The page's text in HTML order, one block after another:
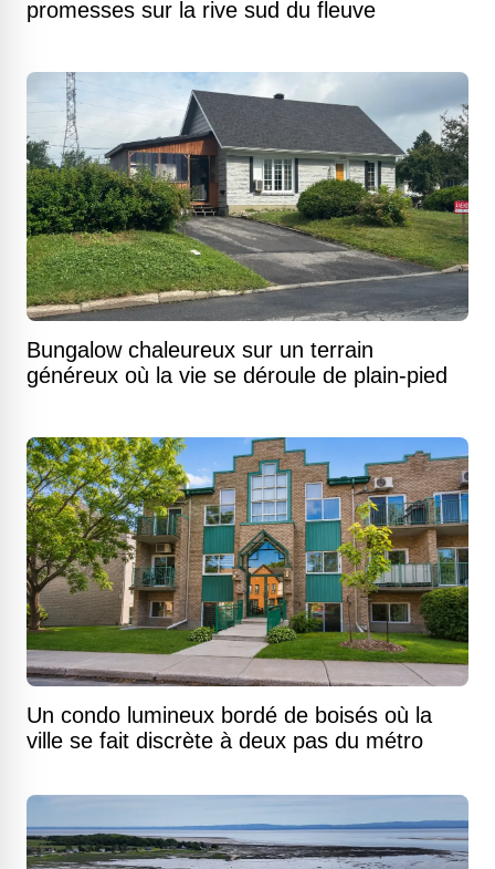
promesses sur la rive sud du fleuve
Bungalow chaleureux sur un terrain
généreux où la vie se déroule de plain-pied
Un condo lumineux bordé de boisés où la
ville se fait discrète à deux pas du métro